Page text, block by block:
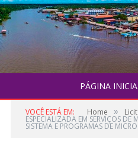
PÁGINA
VOCÊ ESTÁ EM: Home »
ESPECIALIZADA EM SERVIÇOS
SISTEMA E PROGRAMAS DE